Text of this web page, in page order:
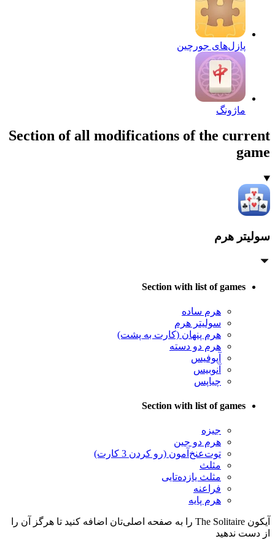
پازل‌های جورچین
ماژونگ
Section of all modifications of the current
game
سولیتر هرم
Section with list of games
هرم ساده
سولیتر هرم
هرم پنهان (کارت به پشت)
هرم دو دسته
آپوفیس
آنوبیس
چیاپس
Section with list of games
جیزه
هرم دو جین
توت‌عنخ‌آمون (رو کردن 3 کارت)
مثلث
مثلث یازده‌تایی
فراعنه
هرم پایه
آیکون The Solitaire را به صفحه اصلی‌تان اضافه کنید تا هرگز آن را
از دست ندهید